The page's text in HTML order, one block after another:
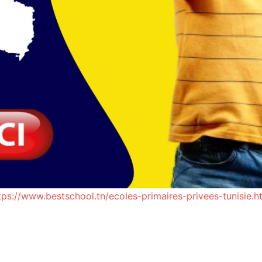
www.bestschool.tn/ecoles-primaires-privees-